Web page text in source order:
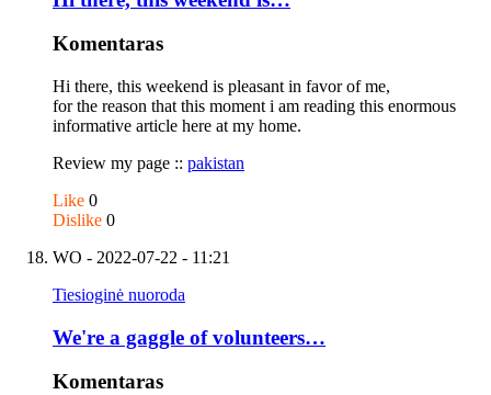
Komentaras
Hi there, this weekend is pleasant in favor of me,
for the reason that this moment i am reading this enormous
informative article here at my home.
Review my page :: pakistan
Like 0
Dislike 0
WO - 2022-07-22 - 11:21
Tiesioginė nuoroda
We're a gaggle of volunteers…
Komentaras